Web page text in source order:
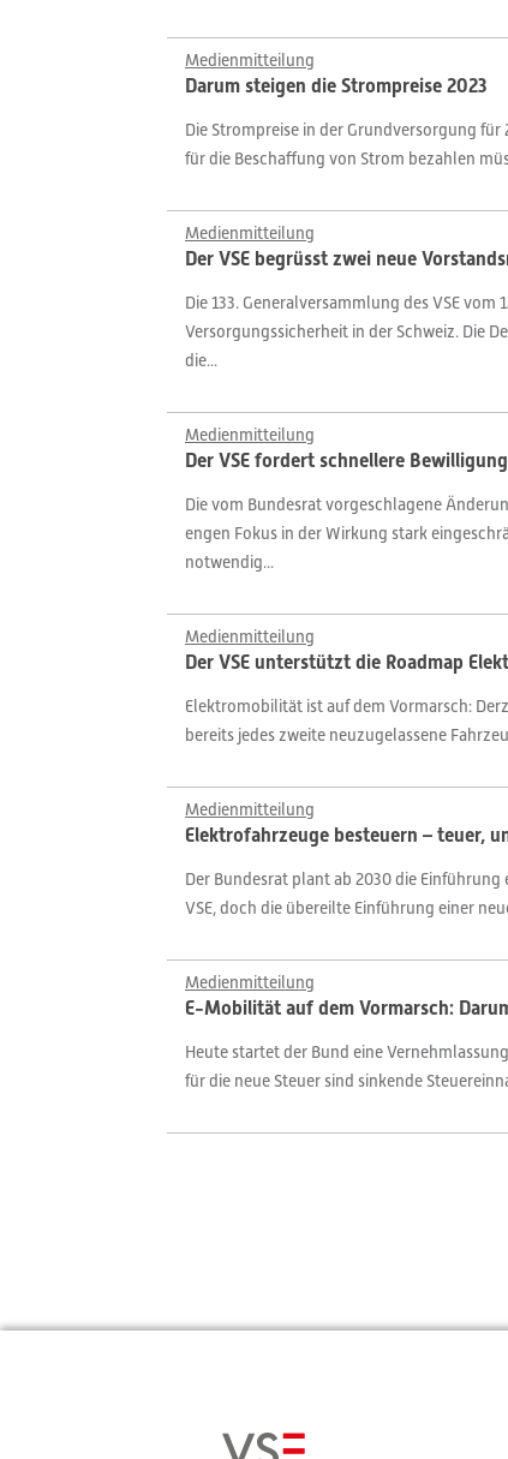
Medienmitteilung
Darum steigen die Strompreise 2023
Die Strompreise in der Grundversorgung
für die Beschaffung von Strom bezahlen
Medienmitteilung
Der VSE begrüsst zwei neue
Die 133. Generalversammlung des VSE
Versorgungssicherheit in der Schweiz. Die
die...
Medienmitteilung
Der VSE fordert schnellere
Die vom Bundesrat vorgeschlagene
engen Fokus in der Wirkung stark
notwendig...
Medienmitteilung
Der VSE unterstützt die Roadmap
Elektromobilität ist auf dem Vormarsch:
bereits jedes zweite neuzugelassene
Medienmitteilung
Elektrofahrzeuge besteuern – teuer,
Der Bundesrat plant ab 2030 die
VSE, doch die übereilte Einführung einer
Medienmitteilung
E-Mobilität auf dem Vormarsch:
Heute startet der Bund eine
für die neue Steuer sind sinkende